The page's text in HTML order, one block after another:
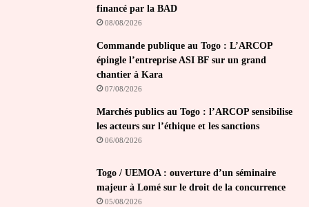
financé par la BAD
08/08/2026
Commande publique au Togo : L’ARCOP
épingle l’entreprise ASI BF sur un grand
chantier à Kara
07/08/2026
Marchés publics au Togo : l’ARCOP sensibilise
les acteurs sur l’éthique et les sanctions
06/08/2026
Togo / UEMOA : ouverture d’un séminaire
majeur à Lomé sur le droit de la concurrence
05/08/2026